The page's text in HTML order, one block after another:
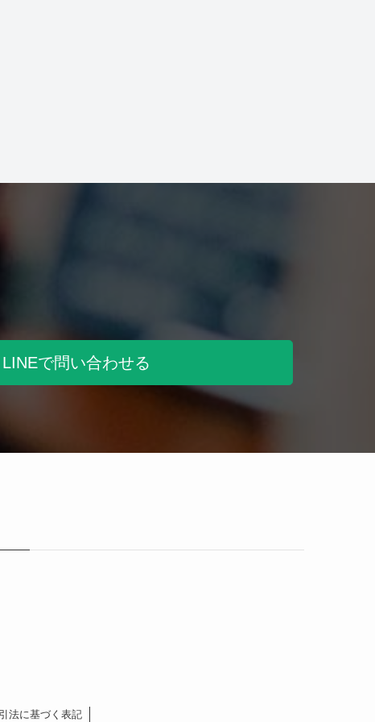
LINEで問い合わせる
法に基づく表記